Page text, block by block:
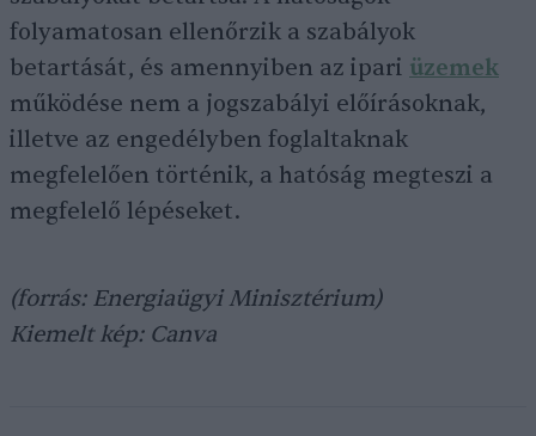
folyamatosan ellenőrzik a szabályok
betartását, és amennyiben az ipari üzemek
működése nem a jogszabályi előírásoknak,
illetve az engedélyben foglaltaknak
megfelelően történik, a hatóság megteszi a
megfelelő lépéseket.
(forrás: Energiaügyi Minisztérium)
Kiemelt kép: Canva